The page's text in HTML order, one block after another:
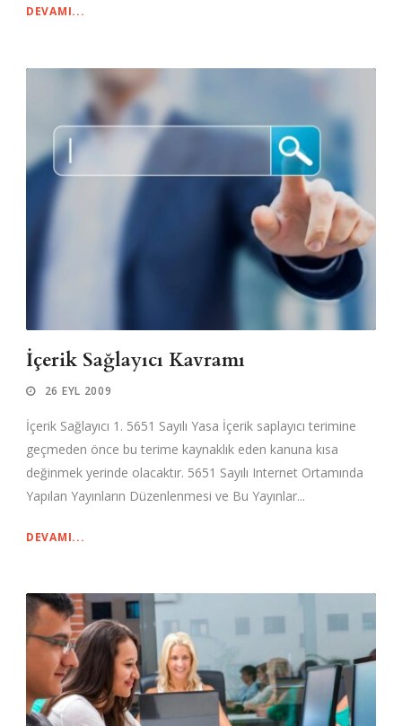
DEVAMI...
İçerik Sağlayıcı Kavramı
26 EYL 2009
İçerik Sağlayıcı 1. 5651 Sayılı Yasa İçerik saplayıcı terimine
geçmeden önce bu terime kaynaklık eden kanuna kısa
değinmek yerinde olacaktır. 5651 Sayılı Internet Ortamında
Yapılan Yayınların Düzenlenmesi ve Bu Yayınlar...
DEVAMI...